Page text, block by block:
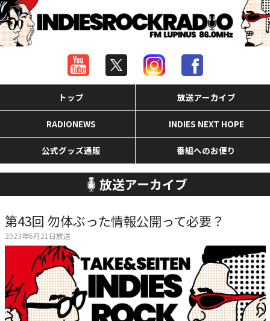
トップ 放送アーカイブ
RADIONEWS INDIES NEXT HOPE
公式グッズ通販 番組へのお便り
放送アーカイブ
第43回 勿体ぶった情報公開って必要？
2023年6月21日放送